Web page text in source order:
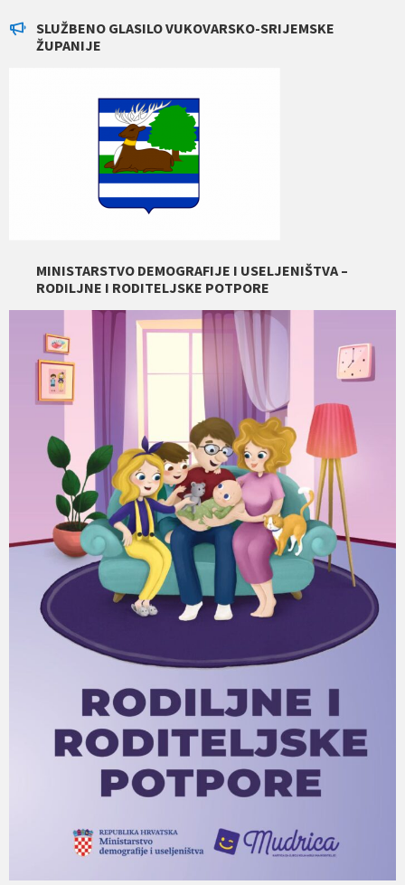
SLUŽBENO GLASILO VUKOVARSKO-SRIJEMSKE
ŽUPANIJE
MINISTARSTVO DEMOGRAFIJE I USELJENIŠTVA –
RODILJNE I RODITELJSKE POTPORE